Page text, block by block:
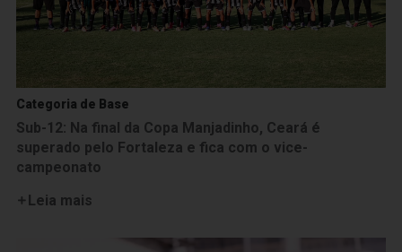
Categoria de Base
Sub-12: Na final da Copa Manjadinho, Ceará é
superado pelo Fortaleza e fica com o vice-
campeonato
Leia mais